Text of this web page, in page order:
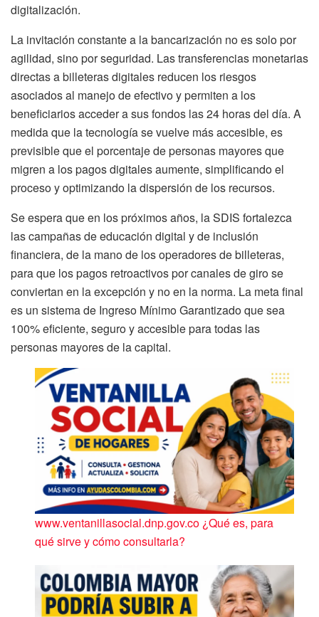
digitalización.
La invitación constante a la bancarización no es solo por
agilidad, sino por seguridad. Las transferencias monetarias
directas a billeteras digitales reducen los riesgos
asociados al manejo de efectivo y permiten a los
beneficiarios acceder a sus fondos las 24 horas del día. A
medida que la tecnología se vuelve más accesible, es
previsible que el porcentaje de personas mayores que
migren a los pagos digitales aumente, simplificando el
proceso y optimizando la dispersión de los recursos.
Se espera que en los próximos años, la SDIS fortalezca
las campañas de educación digital y de inclusión
financiera, de la mano de los operadores de billeteras,
para que los pagos retroactivos por canales de giro se
conviertan en la excepción y no en la norma. La meta final
es un sistema de Ingreso Mínimo Garantizado que sea
100% eficiente, seguro y accesible para todas las
personas mayores de la capital.
www.ventanillasocial.dnp.gov.co ¿Qué es, para
qué sirve y cómo consultarla?